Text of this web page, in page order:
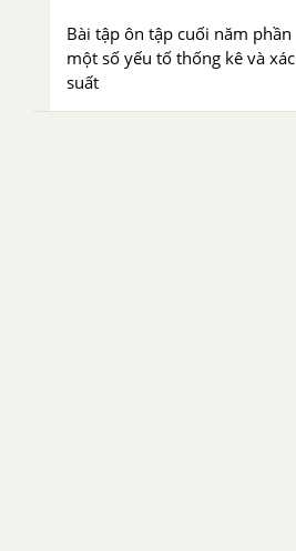
Bài tập ôn tập cuối năm phần
một số yếu tố thống kê và xác
suất